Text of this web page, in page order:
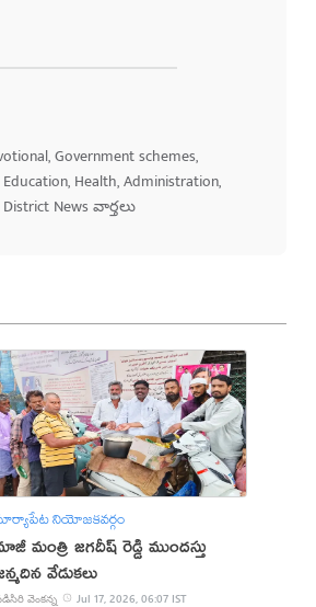
Government schemes,
Health, Administration,
News వార్తలు
నియోజకవర్గం
మంత్రి జగదీష్ రెడ్డి ముందస్తు
వేడుకలు
వెంకన్న Jul 17, 2026, 06:07 IST